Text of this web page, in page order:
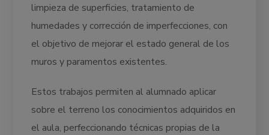
limpieza de superficies, tratamiento de
humedades y corrección de imperfecciones, con
el objetivo de mejorar el estado general de los
muros y paramentos existentes.
Estos trabajos permiten al alumnado aplicar
sobre el terreno los conocimientos adquiridos en
el aula, perfeccionando técnicas propias de la